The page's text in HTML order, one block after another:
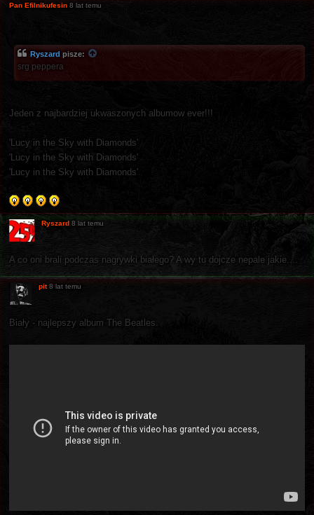
Pan Efilnikufesin 8 lat temu
Ryszard pisze:
srg peppera
Jeden z najbardziej ukwaszonych albumow ever!!!
'Lucy in the Sky with Diamonds'
'Lucy in the Sky with Diamonds'
'Lucy in the Sky with Diamonds'
Ryszard 8 lat temu
A co oni brali podczas nagrywki białego? A wy tu dojcze nepale jakie....
pit 8 lat temu
Biały - najlepszy album The Beatles.